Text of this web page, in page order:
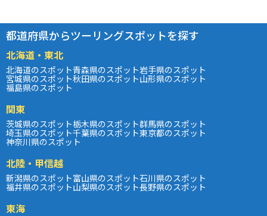
都道府県からツーリングスポットを探す
北海道・東北
北海道のスポット青森県のスポット岩手県のスポット
宮城県のスポット秋田県のスポット山形県のスポット
福島県のスポット
関東
茨城県のスポット栃木県のスポット群馬県のスポット
埼玉県のスポット千葉県のスポット東京都のスポット
神奈川県のスポット
北陸・甲信越
新潟県のスポット富山県のスポット石川県のスポット
福井県のスポット山梨県のスポット長野県のスポット
東海